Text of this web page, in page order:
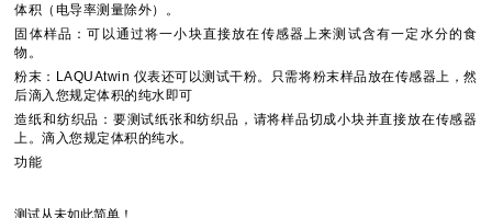
体积（电导率测量除外）。
固体样品：可以通过将一小块直接放在传感器上来测试含有一定水分的食
物。
粉末：LAQUAtwin 仪表还可以测试干粉。只需将粉末样品放在传感器上，然
后滴入您规定体积的纯水即可
造纸和纺织品：要测试纸张和纺织品，请将样品切成小块并直接放在传感器
上。滴入您规定体积的纯水。
功能
测试从未如此简单！